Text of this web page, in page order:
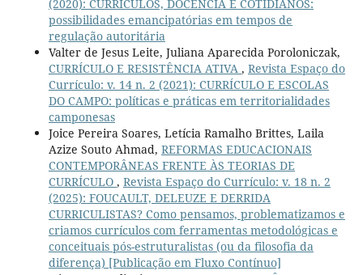
(2020): CURRÍCULOS, DOCÊNCIA E COTIDIANOS:
possibilidades emancipatórias em tempos de
regulação autoritária
Valter de Jesus Leite, Juliana Aparecida Poroloniczak,
CURRÍCULO E RESISTÊNCIA ATIVA , Revista Espaço do
Currículo: v. 14 n. 2 (2021): CURRÍCULO E ESCOLAS
DO CAMPO: políticas e práticas em territorialidades
camponesas
Joice Pereira Soares, Letícia Ramalho Brittes, Laila
Azize Souto Ahmad, REFORMAS EDUCACIONAIS
CONTEMPORÂNEAS FRENTE ÀS TEORIAS DE
CURRÍCULO , Revista Espaço do Currículo: v. 18 n. 2
(2025): FOUCAULT, DELEUZE E DERRIDA
CURRICULISTAS? Como pensamos, problematizamos e
criamos currículos com ferramentas metodológicas e
conceituais pós-estruturalistas (ou da filosofia da
diferença) [Publicação em Fluxo Contínuo]